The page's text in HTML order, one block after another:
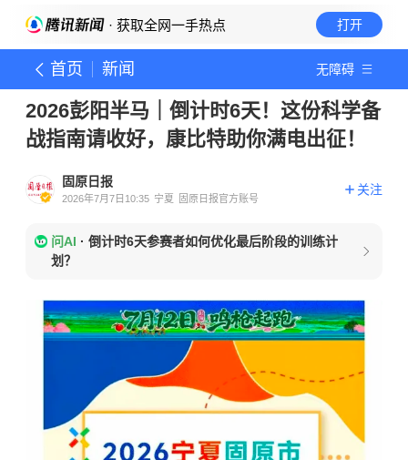
· 获取全网一手热点 打开
首页 新闻 无障碍
2026彭阳半马｜倒计时6天！这份科学备
战指南请收好，康比特助你满电出征！
固原日报
2026年7月7日10:35 宁夏 固原日报官方账号
关注
问AI · 倒计时6天参赛者如何优化最后阶段的训练计
划？